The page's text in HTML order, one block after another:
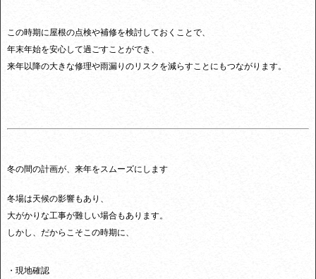
この時期に屋根の点検や補修を検討しておくことで、
年末年始を安心して過ごすことができ、
来年以降の大きな修理や雨漏りのリスクを減らすことにもつながります。
冬の間の計画が、来年をスムーズにします
冬場は天候の影響もあり、
大がかりな工事が難しい場合もあります。
しかし、だからこそこの時期に、
・現地確認